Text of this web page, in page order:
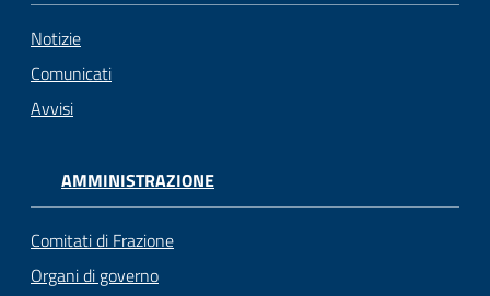
Notizie
Comunicati
Avvisi
AMMINISTRAZIONE
Comitati di Frazione
Organi di governo